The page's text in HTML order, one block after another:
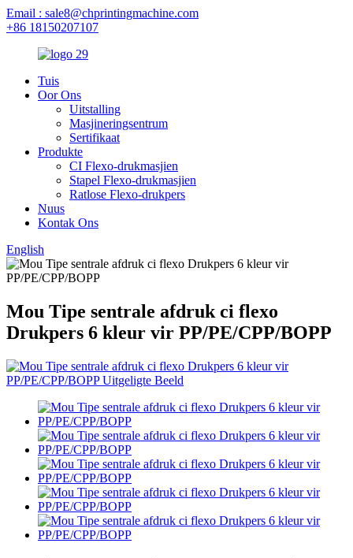
Email : sale8@chprintingmachine.com
+86 18150207107
Tuis
Oor Ons
Uitstalling
Masjineringsentrum
Sertifikaat
Produkte
CI Flexo-drukmasjien
Stapel Flexo-drukmasjien
Ratlose Flexo-drukpers
Nuus
Kontak Ons
English
Mou Tipe sentrale afdruk ci flexo
Drukpers 6 kleur vir PP/PE/CPP/BOPP